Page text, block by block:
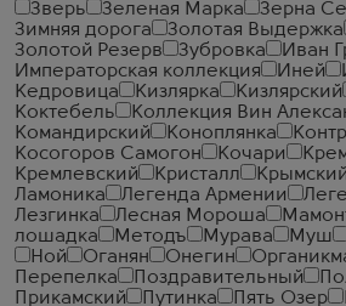
Зверь
Зеленая Марка Зерна
Зимняя дорога
Золотая Выдержка
Золотой Резерв
Зубровка
Иван
Императорская коллекция
Иней
Кедровица
Кизлярка Кизлярский
Коктебель
Коллекция Вин
Командирский
Коноплянка
Косогоров Самогон
Кочари
Кремлевский
Кристалл Крымский
Ламоника
Легенда Армении
Лезгинка
Лесная Мороша
лошадка
Методъ Мурава Муш
Ной
Оганян Онегин
Перепелка
Поздравительный
Прикамский
Путинка Пять Озер